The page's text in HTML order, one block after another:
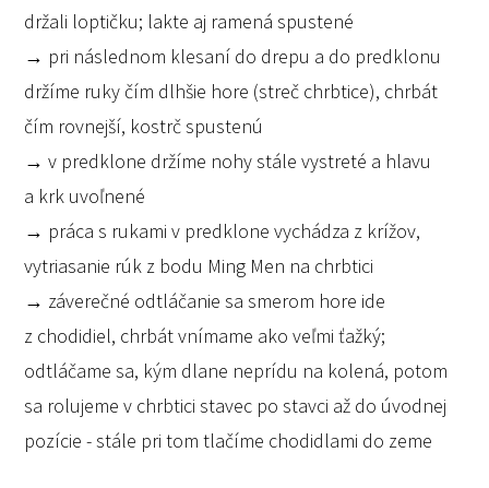
držali loptičku; lakte aj ramená spustené
→ pri následnom klesaní do drepu a do predklonu
držíme ruky čím dlhšie hore (streč chrbtice), chrbát
čím rovnejší, kostrč spustenú
→ v predklone držíme nohy stále vystreté a hlavu
a krk uvoľnené
→ práca s rukami v predklone vychádza z krížov,
vytriasanie rúk z bodu Ming Men na chrbtici
→ záverečné odtláčanie sa smerom hore ide
z chodidiel, chrbát vnímame ako veľmi ťažký;
odtláčame sa, kým dlane neprídu na kolená, potom
sa rolujeme v chrbtici stavec po stavci až do úvodnej
pozície - stále pri tom tlačíme chodidlami do zeme